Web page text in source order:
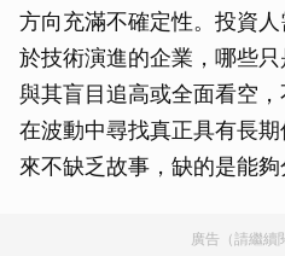
方向充滿不確定性。投資
於技術演進的企業，哪些只
與其盲目追高或全面看空
在波動中尋找真正具有長
來不缺乏故事，缺的是能夠
廣告（請繼續